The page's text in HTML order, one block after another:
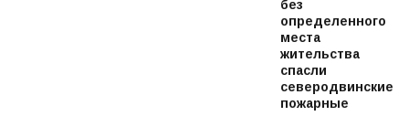
без
определенного
места
жительства
спасли
северодвинские
пожарные